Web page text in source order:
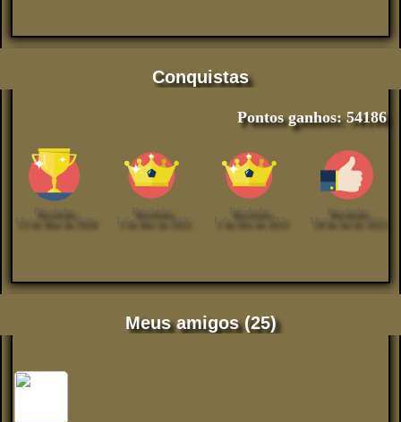
Conquistas
Pontos ganhos: 54186
Recebido:
13 de Mar de 2020
Recebido:
1 de Abr de 2022
Recebido:
1 de Abr de 2022
Recebido:
18 de Jul de 2022
Meus amigos (25)